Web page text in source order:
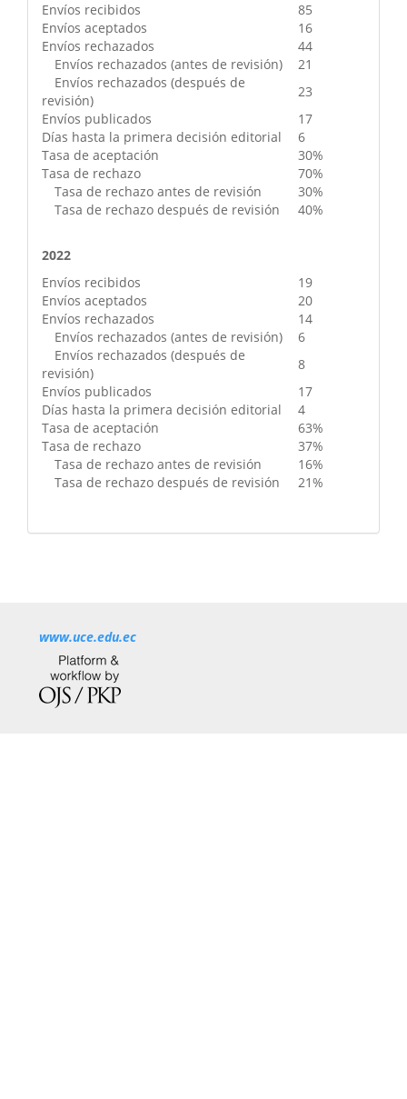
Envíos recibidos
85
Envíos aceptados
16
Envíos rechazados
44
Envíos rechazados (antes de revisión)
21
Envíos rechazados (después de
revisión)
23
Envíos publicados
17
Días hasta la primera decisión editorial
6
Tasa de aceptación
30%
Tasa de rechazo
70%
Tasa de rechazo antes de revisión
30%
Tasa de rechazo después de revisión
40%
2022
Envíos recibidos
19
Envíos aceptados
20
Envíos rechazados
14
Envíos rechazados (antes de revisión)
6
Envíos rechazados (después de
revisión)
8
Envíos publicados
17
Días hasta la primera decisión editorial
4
Tasa de aceptación
63%
Tasa de rechazo
37%
Tasa de rechazo antes de revisión
16%
Tasa de rechazo después de revisión
21%
www.uce.edu.ec